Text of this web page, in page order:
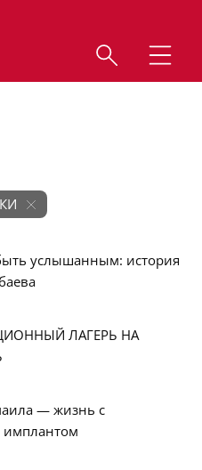
услышанным: история
ЛАГЕРЬ НА
— жизнь с